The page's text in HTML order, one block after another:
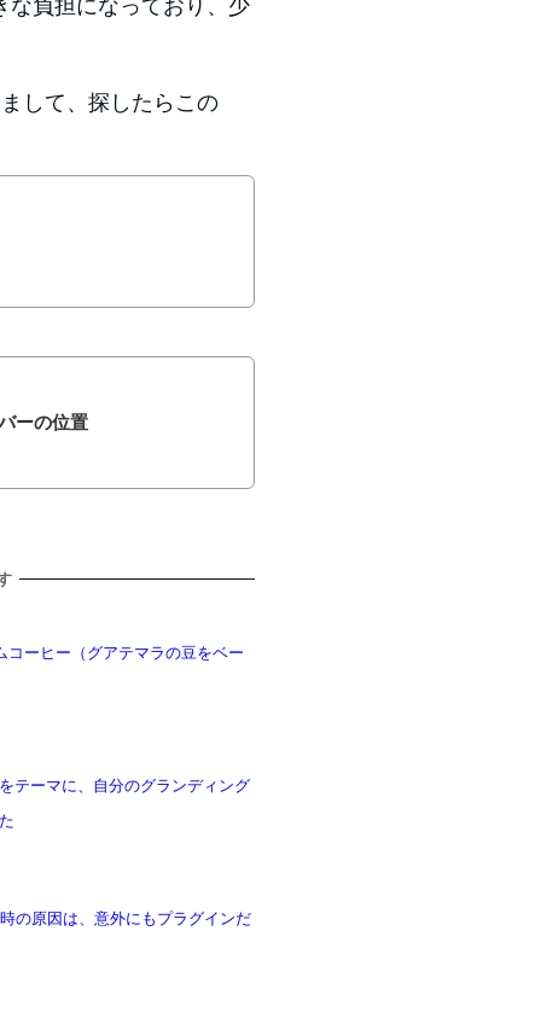
な負担になっており、少
して、探したらこの
ーの位置
ーヒー（グアテマラの豆をベー
テーマに、自分のグランディング
の原因は、意外にもプラグインだ